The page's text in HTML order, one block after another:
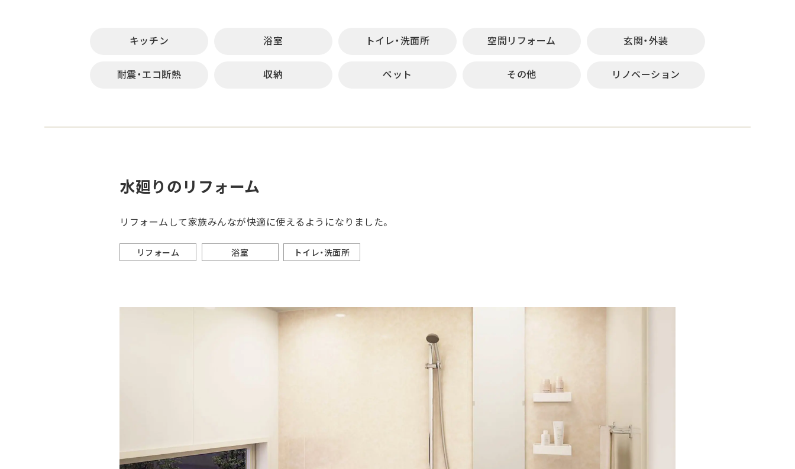
キッチン 浴室 トイレ・洗面所 空間リフォーム 玄関・外装
耐震・エコ断熱 収納 ペット その他 リノベーション
水廻りのリフォーム
リフォームして家族みんなが快適に使えるようになりました。
リフォーム 浴室 トイレ・洗面所